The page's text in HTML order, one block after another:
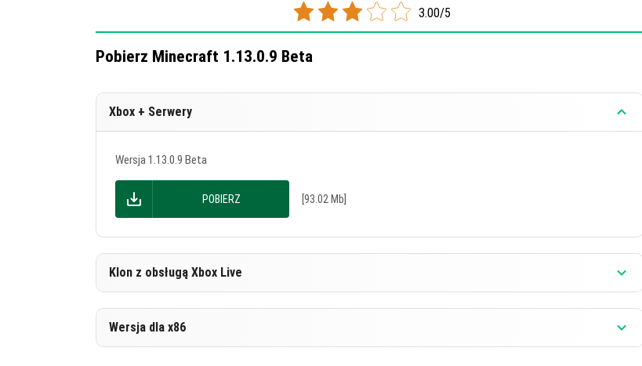
Jak wiesz, dźwięk z Bloku Muzycznego zależy od tego, na którym bloku się znajduje. Nie
Pojemnik z sianem
Blok Szmaragdu
Dynia
Blok Kości
Włókno
Gęstego lodu
Glinka
Blok złota
3.00/5
Pobierz Minecraft 1.13.0.9 Beta
Xbox + Serwery
Wersja 1.13.0.9 Beta
POBIERZ [93.02 Mb]
Klon z obsługą Xbox Live
Wersja 1.13.0.9 Beta
Wersja dla x86